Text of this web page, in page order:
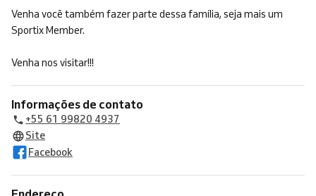
Venha você também fazer parte dessa família, seja mais um
Sportix Member.
Venha nos visitar!!!
Informações de contato
+55 61 99820 4937
Site
Facebook